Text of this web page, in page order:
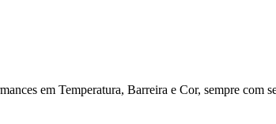
em Temperatura, Barreira e Cor, sempre com